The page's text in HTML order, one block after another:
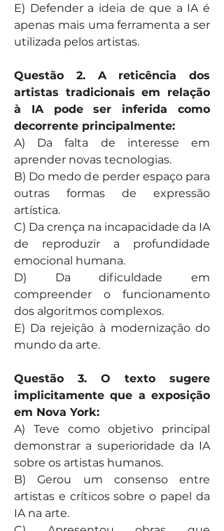
E) Defender a ideia de que a IA é
apenas mais uma ferramenta a ser
utilizada pelos artistas.
Questão 2. A reticência dos
artistas tradicionais em relação
à IA pode ser inferida como
decorrente principalmente:
A) Da falta de interesse em
aprender novas tecnologias.
B) Do medo de perder espaço para
outras formas de expressão
artística.
C) Da crença na incapacidade da IA
de reproduzir a profundidade
emocional humana.
D) Da dificuldade em
compreender o funcionamento
dos algoritmos complexos.
E) Da rejeição à modernização do
mundo da arte.
Questão 3. O texto sugere
implicitamente que a exposição
em Nova York:
A) Teve como objetivo principal
demonstrar a superioridade da IA
sobre os artistas humanos.
B) Gerou um consenso entre
artistas e críticos sobre o papel da
IA na arte.